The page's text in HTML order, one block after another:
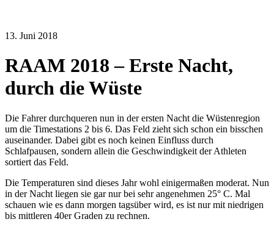
13. Juni 2018
RAAM 2018 – Erste Nacht,
durch die Wüste
Die Fahrer durchqueren nun in der ersten Nacht die Wüstenregion
um die Timestations 2 bis 6. Das Feld zieht sich schon ein bisschen
auseinander. Dabei gibt es noch keinen Einfluss durch
Schlafpausen, sondern allein die Geschwindigkeit der Athleten
sortiert das Feld.
Die Temperaturen sind dieses Jahr wohl einigermaßen moderat. Nun
in der Nacht liegen sie gar nur bei sehr angenehmen 25° C. Mal
schauen wie es dann morgen tagsüber wird, es ist nur mit niedrigen
bis mittleren 40er Graden zu rechnen.